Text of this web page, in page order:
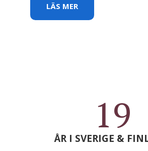
LÄS MER
ÅR I SVERIGE &
19